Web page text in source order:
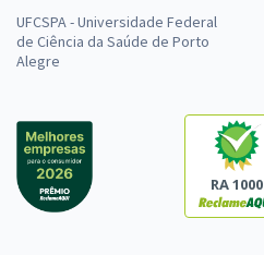
UFCSPA - Universidade Federal
de Ciência da Saúde de Porto
Alegre
RA 1000